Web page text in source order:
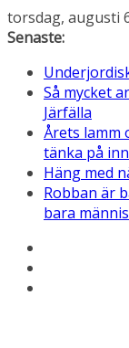
Hoppa
till
torsdag, augusti
Senaste:
Så mycket
Järfälla
Årets lamm
tänka på
Häng med
Robban är
bara